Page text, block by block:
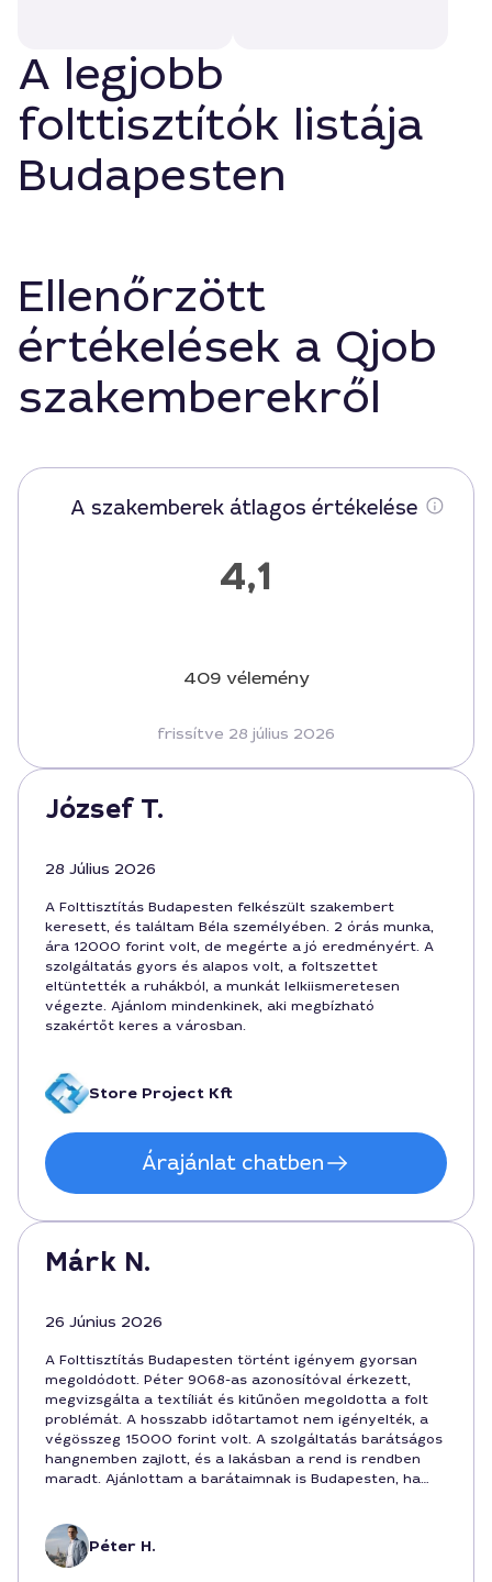
A legjobb
folttisztítók listája
Budapesten
Ellenőrzött
értékelések a Qjob
szakemberekről
A szakemberek átlagos értékelése
4,1
409 vélemény
frissítve 28 július 2026
József T.
28 Július 2026
A Folttisztítás Budapesten felkészült szakembert
keresett, és találtam Béla személyében. 2 órás munka,
ára 12000 forint volt, de megérte a jó eredményért. A
szolgáltatás gyors és alapos volt, a foltszettet
eltüntették a ruhákból, a munkát lelkiismeretesen
végezte. Ajánlom mindenkinek, aki megbízható
szakértőt keres a városban.
Store Project Kft
Árajánlat chatben
Márk N.
26 Június 2026
A Folttisztítás Budapesten történt igényem gyorsan
megoldódott. Péter 9068-as azonosítóval érkezett,
megvizsgálta a textíliát és kitűnően megoldotta a folt
problémát. A hosszabb időtartamot nem igényelték, a
végösszeg 15000 forint volt. A szolgáltatás barátságos
hangnemben zajlott, és a lakásban a rend is rendben
maradt. Ajánlottam a barátaimnak is Budapesten, ha
Péter H.